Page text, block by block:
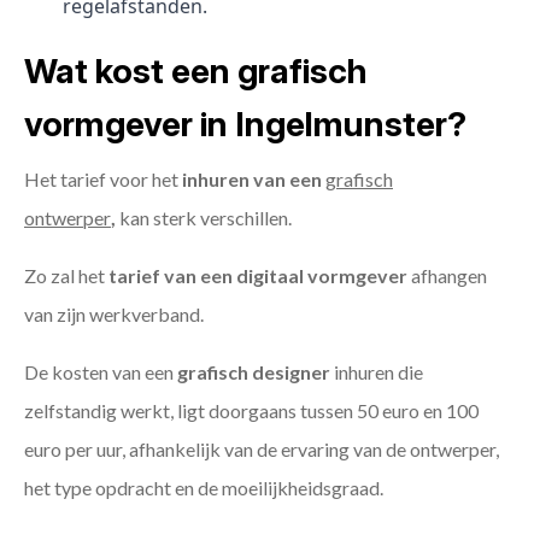
regelafstanden.
Wat kost een grafisch
vormgever in Ingelmunster?
Het tarief voor het inhuren van een grafisch
ontwerper kan sterk verschillen.
Zo zal het tarief van een digitaal vormgeverafhangen
van zijn werkverband.
De kosten van een grafisch designer inhuren die
zelfstandig werkt, ligt doorgaans tussen 50 euro en 100
euro per uur, afhankelijk van de ervaring van de ontwerper,
het type opdracht en de moeilijkheidsgraad.